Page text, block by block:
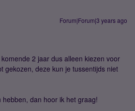
Forum|Forum|3 years ago
2 jaar dus alleen kiezen voor
gekozen, deze kun je tussentijds niet
dan hoor ik het graag!